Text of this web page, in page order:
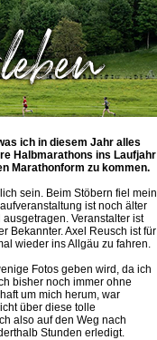
ich in diesem Jahr alles
Halbmarathons ins Laufjahr
Marathonform zu kommen.
sein. Beim Stöbern fiel mein
ist noch älter
Veranstalter ist
Bekannter. Axel Reusch ist für
wieder ins Allgäu zu fahren.
Fotos geben wird, da ich
bisher noch immer ohne
um mich herum, war
über diese tolle
also auf den Weg nach
Stunden erledigt.